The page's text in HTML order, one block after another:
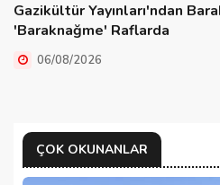
Gazikültür Yayınları'ndan
'Baraknağme' Raflarda
06/08/2026
ÇOK OKUNANLAR